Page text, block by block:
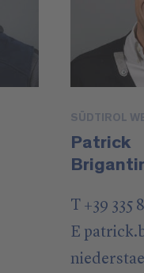
SÜDTIROL
Patrick
T +39 335
E